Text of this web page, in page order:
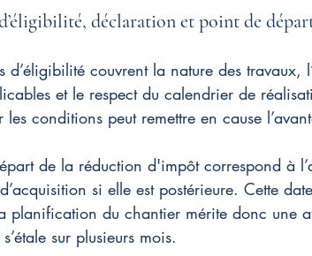
déclaration et point de départ
d’éligibilité couvrent la nature des travaux,
et le respect du calendrier de
les conditions peut remettre en cause
de la réduction d'impôt correspond à
si elle est postérieure. Cette
planification du chantier mérite donc une
sur plusieurs mois.